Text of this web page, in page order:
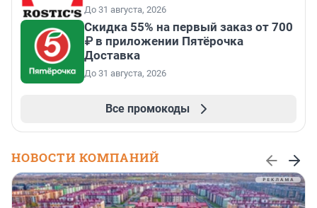
До 31 августа, 2026
Скидка 55% на первый заказ от 700
₽ в приложении Пятёрочка
Доставка
До 31 августа, 2026
Все промокоды
НОВОСТИ КОМПАНИЙ